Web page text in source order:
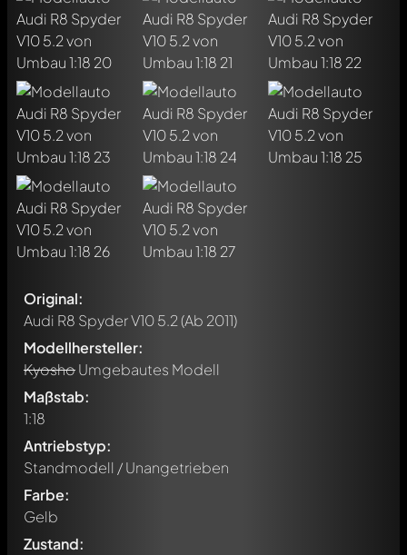
Original:
Audi R8 Spyder V10 5.2(Ab 2011)
Modellhersteller:
KyoshoUmgebautes Modell
Maßstab:
1:18
Antriebstyp:
Standmodell / Unangetrieben
Farbe:
Gelb
Zustand: